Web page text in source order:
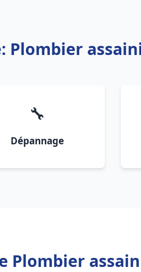
Plombier
🔧
Dépannage
Plombier